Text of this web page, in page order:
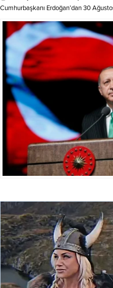
Cumhurbaşkanı Erdoğan’dan 30